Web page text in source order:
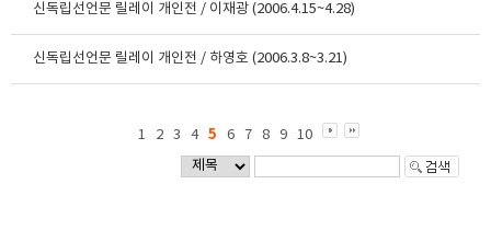
신독립선언문 릴레이 개인전 / 이재광 (2006.4.15~4.28)
신독립선언문 릴레이 개인전 / 하영호 (2006.3.8~3.21)
1 2 3 4 5 6 7 8 9 10